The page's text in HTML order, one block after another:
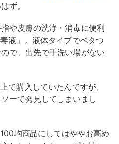
ず。
や皮膚の洗浄・消毒に便利
液」。液体タイプでベタつ
で、出先で手洗い場がない
で購入していたんですが、
ーで発見してしまいまし
均商品にしてはややお高め